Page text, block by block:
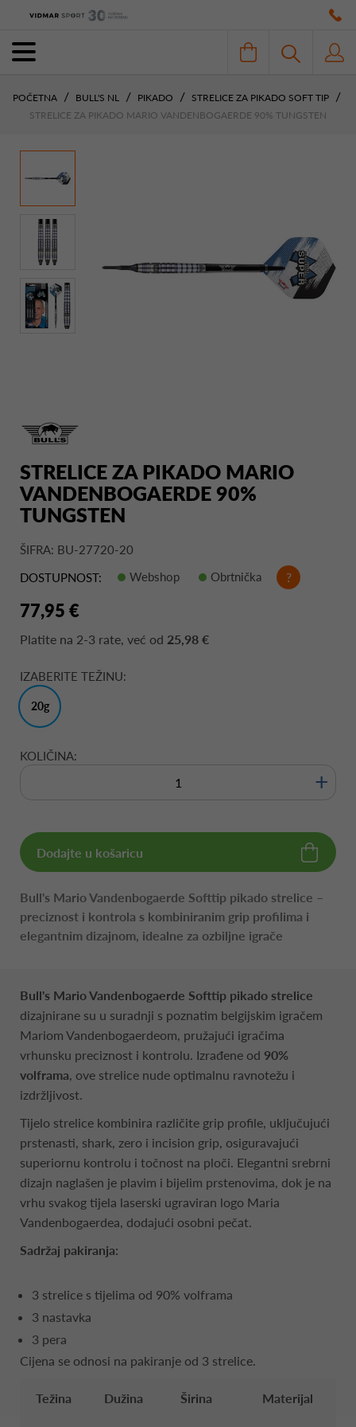
POČETNA BULL'S NL PIKADO
STRELICE ZA PIKADO SOFT TIP
STRELICE ZA PIKADO MARIO VANDENBOGAERDE 90% TUNGSTEN
STRELICE ZA PIKADO MARIO
VANDENBOGAERDE 90%
TUNGSTEN
ŠIFRA: BU-27720-20
DOSTUPNOST:
Webshop Obrtnička ?
77,95 €
Platite na 2-3 rate, već od 25,98 €
IZABERITE TEŽINU:
20g
KOLIČINA:
+
Dodajte u košaricu
Bull's Mario Vandenbogaerde Softtip pikado strelice –
preciznost i kontrola s kombiniranim grip profilima i
elegantnim dizajnom, idealne za ozbiljne igrače
Bull's Mario Vandenbogaerde Softtip pikado strelice
dizajnirane su u suradnji s poznatim belgijskim igračem
Mariom Vandenbogaerdeom, pružajući igračima
vrhunsku preciznost i kontrolu. Izrađene od 90%
volframa, ove strelice nude optimalnu ravnotežu i
izdržljivost.
Tijelo strelice kombinira različite grip profile, uključujući
prstenasti, shark, zero i incision grip, osiguravajući
superiornu kontrolu i točnost na ploči. Elegantni srebrni
dizajn naglašen je plavim i bijelim prstenovima, dok je na
vrhu svakog tijela laserski ugraviran logo Maria
Vandenbogaerdea, dodajući osobni pečat.
Sadržaj pakiranja:
3 strelice s tijelima od 90% volframa
3 nastavka
3 pera
Cijena se odnosi na pakiranje od 3 strelice.
Težina Dužina Širina Materijal